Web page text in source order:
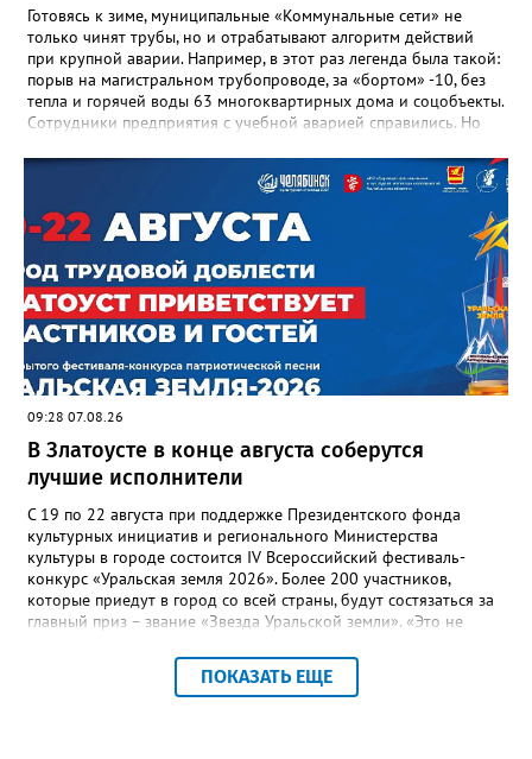
Готовясь к зиме, муниципальные «Коммунальные сети» не
только чинят трубы, но и отрабатывают алгоритм действий
при крупной аварии. Например, в этот раз легенда была такой:
порыв на магистральном трубопроводе, за «бортом» -10, без
тепла и горячей воды 63 многоквартирных дома и соцобъекты.
Сотрудники предприятия с учебной аварией справились. Но
отметили и недочёты. «Например, управляющие компании
несвоевременно приняли меры для предотвращения
“перемерзания” общей домовой тепловой сети
многоквартирного дома, отсутствовало взаимодействие с
ресурсоснабжающей организацией, ЕДДС и иными службами»,
— сообщила начальник Главного управления ГЖИ Ирина
Настенко. В следующий раз, рекомендовали в
Госжилинспекции, службы должны действовать слаженно. И
оперативно делиться информацией со всеми
заинтересованными – от поставщика тепла до конечных
потребителей.
09:28 07.08.26
В Златоусте в конце августа соберутся
лучшие исполнители
С 19 по 22 августа при поддержке Президентского фонда
культурных инициатив и регионального Министерства
культуры в городе состоится IV Всероссийский фестиваль-
конкурс «Уральская земля 2026». Более 200 участников,
которые приедут в город со всей страны, будут состязаться за
главный приз – звание «Звезда Уральской земли». «Это не
прослушивания участников, мастер-классы от ведущих
наставников, выступления победителей прошлых лет и
ПОКАЗАТЬ ЕЩЕ